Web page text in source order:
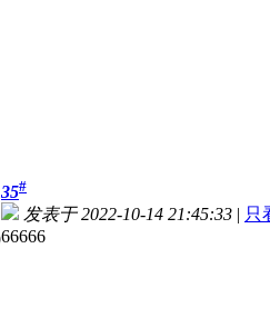
35#
发表于 2022-10-14 21:45:33 | 只
66666